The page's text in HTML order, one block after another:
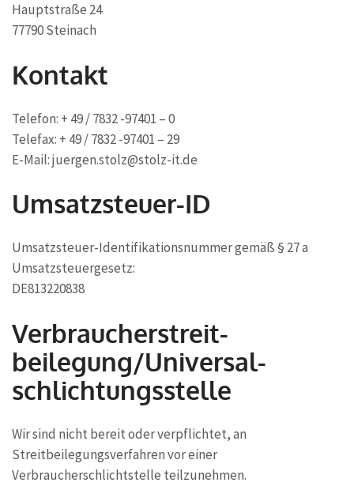
Hauptstraße 24
77790 Steinach
Kontakt
Telefon: + 49 / 7832 -97401 – 0
Telefax: + 49 / 7832 -97401 – 29
E-Mail: juergen.stolz@stolz-it.de
Umsatzsteuer-ID
Umsatzsteuer-Identifikationsnummer gemäß § 27 a
Umsatzsteuergesetz:
DE813220838
Verbraucher­streit­
beilegung/Universal­
schlichtungs­stelle
Wir sind nicht bereit oder verpflichtet, an
Streitbeilegungsverfahren vor einer
Verbraucherschlichtstelle teilzunehmen.